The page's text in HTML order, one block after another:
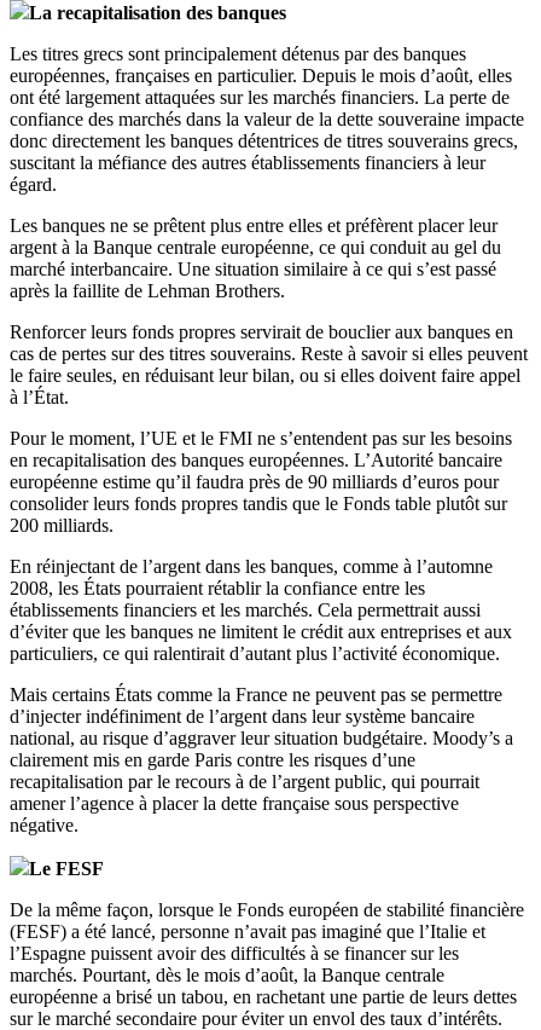
La recapitalisation des banques
Les titres grecs sont principalement détenus par des banques
européennes, françaises en particulier. Depuis le mois d’août, elles
ont été largement attaquées sur les marchés financiers. La perte de
confiance des marchés dans la valeur de la dette souveraine impacte
donc directement les banques détentrices de titres souverains grecs,
suscitant la méfiance des autres établissements financiers à leur
égard.
Les banques ne se prêtent plus entre elles et préfèrent placer leur
argent à la Banque centrale européenne, ce qui conduit au gel du
marché interbancaire. Une situation similaire à ce qui s’est passé
après la faillite de Lehman Brothers.
Renforcer leurs fonds propres servirait de bouclier aux banques en
cas de pertes sur des titres souverains. Reste à savoir si elles peuvent
le faire seules, en réduisant leur bilan, ou si elles doivent faire appel
à l’État.
Pour le moment, l’UE et le FMI ne s’entendent pas sur les besoins
en recapitalisation des banques européennes. L’Autorité bancaire
européenne estime qu’il faudra près de 90 milliards d’euros pour
consolider leurs fonds propres tandis que le Fonds table plutôt sur
200 milliards.
En réinjectant de l’argent dans les banques, comme à l’automne
2008, les États pourraient rétablir la confiance entre les
établissements financiers et les marchés. Cela permettrait aussi
d’éviter que les banques ne limitent le crédit aux entreprises et aux
particuliers, ce qui ralentirait d’autant plus l’activité économique.
Mais certains États comme la France ne peuvent pas se permettre
d’injecter indéfiniment de l’argent dans leur système bancaire
national, au risque d’aggraver leur situation budgétaire. Moody’s a
clairement mis en garde Paris contre les risques d’une
recapitalisation par le recours à de l’argent public, qui pourrait
amener l’agence à placer la dette française sous perspective
négative.
Le FESF
De la même façon, lorsque le Fonds européen de stabilité financière
(FESF) a été lancé, personne n’avait pas imaginé que l’Italie et
l’Espagne puissent avoir des difficultés à se financer sur les
marchés. Pourtant, dès le mois d’août, la Banque centrale
européenne a brisé un tabou, en rachetant une partie de leurs dettes
sur le marché secondaire pour éviter un envol des taux d’intérêts.